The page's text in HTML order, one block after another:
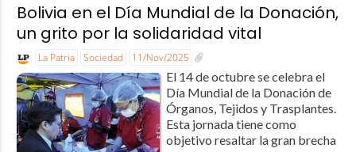
Bolivia en el Día Mundial de la Donación,
un grito por la solidaridad vital
La Patria Sociedad 11/Nov/2025
El 14 de octubre se celebra el
Día Mundial de la Donación de
Órganos, Tejidos y Trasplantes.
Esta jornada tiene como
objetivo resaltar la gran brecha